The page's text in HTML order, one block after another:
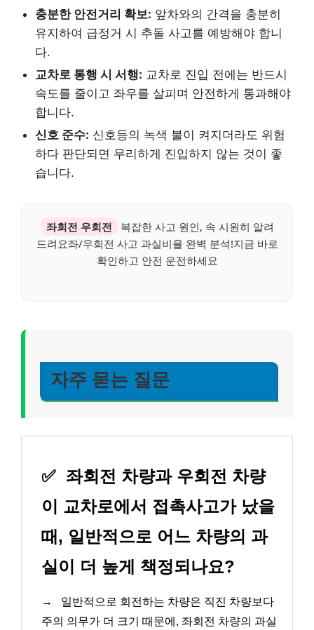
충분한 안전거리 확보: 앞차와의 간격을 충분히
유지하여 급정거 시 추돌 사고를 예방해야 합니
다.
교차로 통행 시 서행: 교차로 진입 전에는 반드시
속도를 줄이고 좌우를 살피며 안전하게 통과해야
합니다.
신호 준수: 신호등의 녹색 불이 켜지더라도 위험
하다 판단되면 무리하게 진입하지 않는 것이 좋
습니다.
좌회전 우회전
복잡한 사고 원인, 속 시원히 알려
드려요좌/우회전 사고 과실비율 완벽 분석!지금 바로
확인하고 안전 운전하세요
자주 묻는 질문
✅ 좌회전 차량과 우회전 차량
이 교차로에서 접촉사고가 났을
때, 일반적으로 어느 차량의 과
실이 더 높게 책정되나요?
→
일반적으로 회전하는 차량은 직진 차량보다
주의 의무가 더 크기 때문에, 좌회전 차량의 과실